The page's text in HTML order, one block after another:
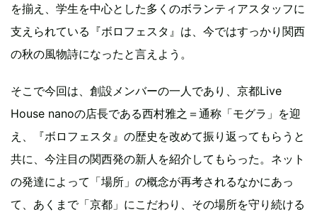
を揃え、学生を中心とした多くのボランティアスタッフに
支えられている『ボロフェスタ』は、今ではすっかり関西
の秋の風物詩になったと言えよう。
そこで今回は、創設メンバーの一人であり、京都Live
House nanoの店長である西村雅之＝通称「モグラ」を迎
え、『ボロフェスタ』の歴史を改めて振り返ってもらうと
共に、今注目の関西発の新人を紹介してもらった。ネット
の発達によって「場所」の概念が再考されるなかにあっ
て、あくまで「京都」にこだわり、その場所を守り続ける